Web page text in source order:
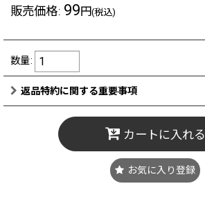
販売価格: 99円(税込)
数量:
返品特約に関する重要事項
カートに入れる
お気に入り登録